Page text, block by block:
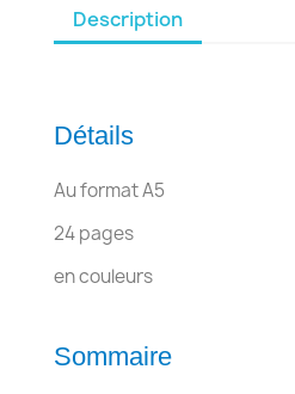
Description
Détails
Au format A5
24 pages
en couleurs
Sommaire